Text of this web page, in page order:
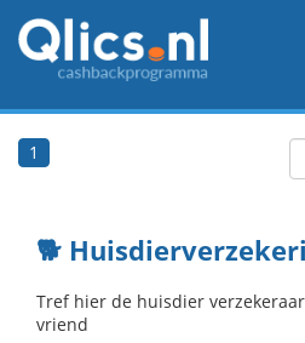
1
🐕
Tref hier de huisdier
vriend